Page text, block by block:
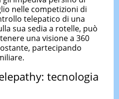
nelle competizioni di
telepatico di una
sua sedia a rotelle, può
una visione a 360
partecipando
tecnologia